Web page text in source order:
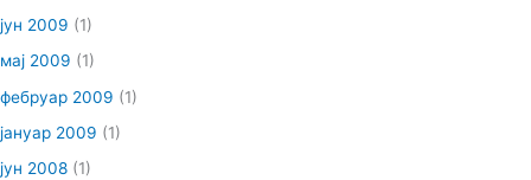
јун 2009 (1)
мај 2009 (1)
фебруар 2009 (1)
јануар 2009 (1)
јун 2008 (1)